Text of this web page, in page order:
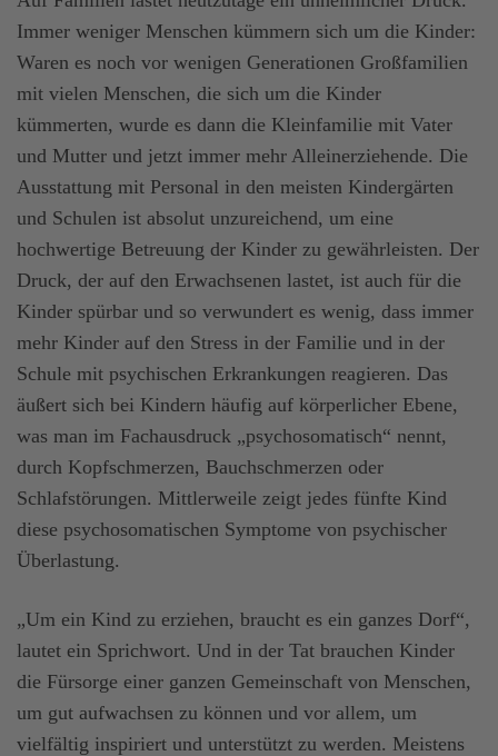
Immer weniger Menschen kümmern sich um die Kinder:
Waren es noch vor wenigen Generationen Großfamilien
mit vielen Menschen, die sich um die Kinder
kümmerten, wurde es dann die Kleinfamilie mit Vater
und Mutter und jetzt immer mehr Alleinerziehende. Die
Ausstattung mit Personal in den meisten Kindergärten
und Schulen ist absolut unzureichend, um eine
hochwertige Betreuung der Kinder zu gewährleisten. Der
Druck, der auf den Erwachsenen lastet, ist auch für die
Kinder spürbar und so verwundert es wenig, dass immer
mehr Kinder auf den Stress in der Familie und in der
Schule mit psychischen Erkrankungen reagieren. Das
äußert sich bei Kindern häufig auf körperlicher Ebene,
was man im Fachausdruck „psychosomatisch“ nennt,
durch Kopfschmerzen, Bauchschmerzen oder
Schlafstörungen. Mittlerweile zeigt jedes fünfte Kind
diese psychosomatischen Symptome von psychischer
Überlastung.
„Um ein Kind zu erziehen, braucht es ein ganzes Dorf“,
lautet ein Sprichwort. Und in der Tat brauchen Kinder
die Fürsorge einer ganzen Gemeinschaft von Menschen,
um gut aufwachsen zu können und vor allem, um
vielfältig inspiriert und unterstützt zu werden. Meistens